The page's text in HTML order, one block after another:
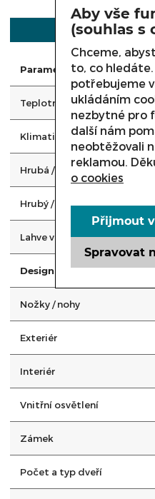
Parametry a obsah
Teplotní rozsah
Klimatická třída
Hrubá / čistá váha
Hrubý / čistý objem
Lahve vína 750 ml
Design a materiál
Nožky / nohy
Exteriér
Interiér
Vnitřní osvětlení
Zámek
Počet a typ dveří
Aby vše
(souhlas s
Chceme,
to, co
potřebujeme
ukládáním
nezbytné pro
další nám
neobtěžovali
reklamou.
o cookies
Spravovat
Přijmout